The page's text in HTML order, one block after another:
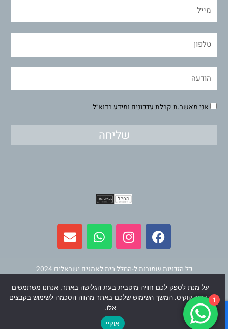
אני מאשר.ת קבלת עדכונים ומידע בדוא״ל
שליחה
F
a
c
b
o
o
I
n
s
a
g
r
m
W
h
a
s
a
p
E
n
v
l
o
p
כל הזכויות שמורות ל-החלל בית לאמנים ישראלים 2024
תחזוקה ופיתוחוינר מדיה
1
על מנת לספק לכם חוויה מיטבית בעת הגלישה באתר, אנחנו משתמשים
בקבצי קוקיס. המשך השימוש שלכם באתר מהווה הסכמה לשימוש בקבצים
אלו.
אוקיי